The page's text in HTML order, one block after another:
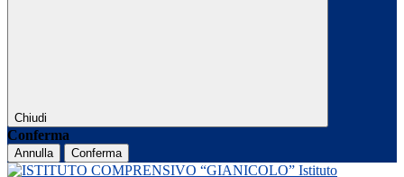
Chiudi
Conferma
Annulla Conferma
Istituto